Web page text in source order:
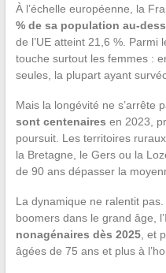
À l’échelle européenne, la
% de sa population au-
de l’UE atteint 21,6 %. Parmi
touche surtout les femmes :
seules, la plupart ayant
Mais la longévité ne s’arrête
sont centenaires en 2023,
poursuit. Les territoires
la Bretagne, le Gers ou la
de 90 ans dépasser la
La dynamique ne ralentit
boomers dans le grand âge,
nonagénaires dès 2025, et
âgées de 75 ans et plus à